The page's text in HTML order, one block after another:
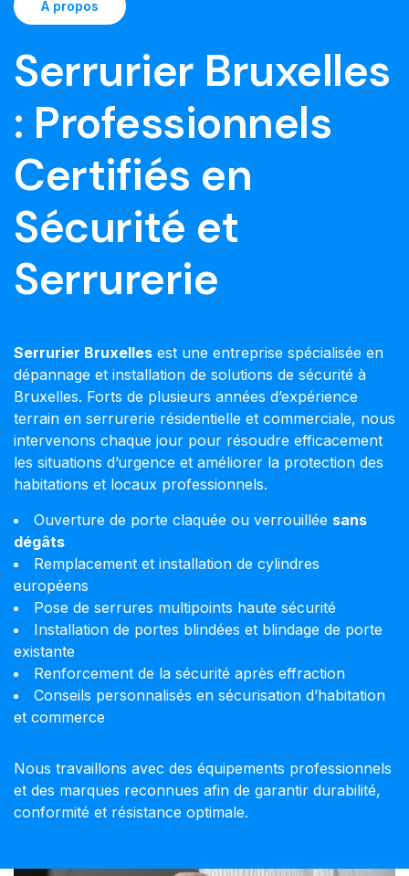
À propos
Serrurier Bruxelles
: Professionnels
Certifiés en
Sécurité et
Serrurerie
Serrurier Bruxelles est une entreprise spécialisée en
dépannage et installation de solutions de sécurité à
Bruxelles. Forts de plusieurs années d’expérience
terrain en serrurerie résidentielle et commerciale, nous
intervenons chaque jour pour résoudre efficacement
les situations d’urgence et améliorer la protection des
habitations et locaux professionnels.
Ouverture de porte claquée ou verrouillée sans
dégâts
Remplacement et installation de cylindres
européens
Pose de serrures multipoints haute sécurité
Installation de portes blindées et blindage de porte
existante
Renforcement de la sécurité après effraction
Conseils personnalisés en sécurisation d’habitation
et commerce
Nous travaillons avec des équipements professionnels
et des marques reconnues afin de garantir durabilité,
conformité et résistance optimale.